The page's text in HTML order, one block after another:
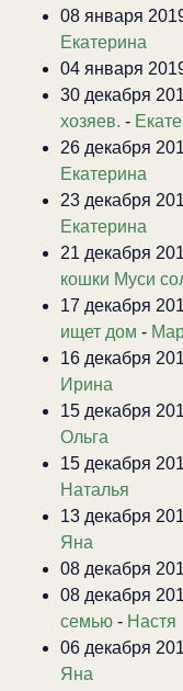
08 января
Екатерина
04 января
30 декабря
хозяев. -
26 декабря
Екатерина
23 декабря
Екатерина
21 декабря
кошки Муси
17 декабря
ищет дом -
16 декабря
Ирина
15 декабря
Ольга
15 декабря
Наталья
13 декабря
Яна
08 декабря
08 декабря
семью - Настя
06 декабря
Яна